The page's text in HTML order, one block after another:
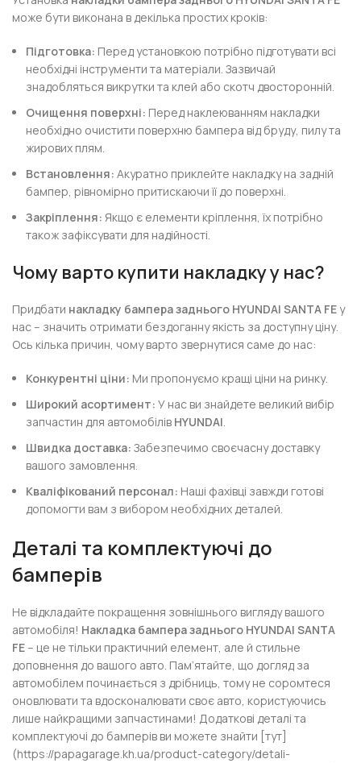
може бути виконана в декілька простих кроків:
Підготовка: Перед установкою потрібно підготувати всі
необхідні інструменти та матеріали. Зазвичай
знадобляться викрутки та клей або скотч двосторонній.
Очищення поверхні: Перед наклеюванням накладки
необхідно очистити поверхню бампера від бруду, пилу та
жирових плям.
Встановлення: Акуратно приклейте накладку на задній
бампер, рівномірно притискаючи її до поверхні.
Закріплення: Якщо є елементи кріплення, їх потрібно
також зафіксувати для надійності.
Чому варто купити накладку у нас?
Придбати накладку бампера заднього HYUNDAI SANTA FE у
нас – значить отримати бездоганну якість за доступну ціну.
Ось кілька причин, чому варто звернутися саме до нас:
Конкурентні ціни: Ми пропонуємо кращі ціни на ринку.
Широкий асортимент: У нас ви знайдете великий вибір
запчастин для автомобілів HYUNDAI.
Швидка доставка: Забезпечимо своєчасну доставку
вашого замовлення.
Кваліфікований персонал: Наші фахівці завжди готові
допомогти вам з вибором необхідних деталей.
Деталі та комплектуючі до
бамперів
Не відкладайте покращення зовнішнього вигляду вашого
автомобіля! Накладка бампера заднього HYUNDAI SANTA
FE – це не тільки практичний елемент, але й стильне
доповнення до вашого авто. Пам’ятайте, що догляд за
автомобілем починається з дрібниць, тому не соромтеся
оновлювати та вдосконалювати своє авто, користуючись
лише найкращими запчастинами! Додаткові деталі та
комплектуючі до бамперів ви можете знайти [тут]
(https://papagarage.kh.ua/product-category/detali-